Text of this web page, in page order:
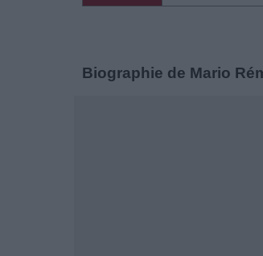
Biographie de Mario